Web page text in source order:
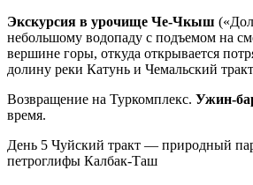
Экскурсия в урочище Че-Чкыш
небольшому водопаду с подъемом на
вершине горы, откуда открывается
долину реки Катунь и Чемальский
Возвращение на Туркомплекс. Ужин-
время.
День 5 Чуйский тракт — природный
петроглифы Калбак-Таш